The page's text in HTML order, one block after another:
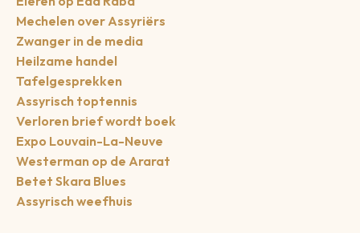
Mechelen over Assyriërs
Zwanger in de media
Heilzame handel
Tafelgesprekken
Assyrisch toptennis
Verloren brief wordt boek
Expo Louvain-La-Neuve
Westerman op de Ararat
Betet Skara Blues
Assyrisch weefhuis